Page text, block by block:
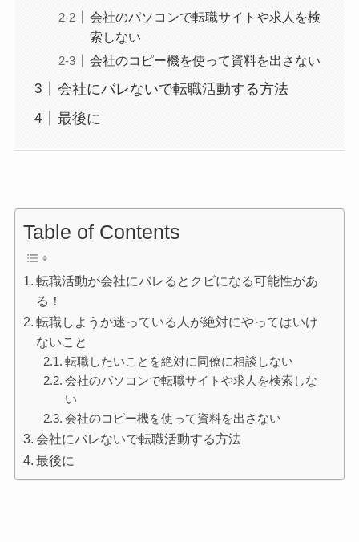
会社のパソコンで転職サイトや求人を検
索しない
会社のコピー機を使って資料を出さない
会社にバレないで転職活動する方法
最後に
Table of Contents
転職活動が会社にバレるとクビになる可能性があ
る！
転職しようか迷っている人が絶対にやってはいけ
ないこと
転職したいことを絶対に同僚に相談しない
会社のパソコンで転職サイトや求人を検索しな
い
会社のコピー機を使って資料を出さない
会社にバレないで転職活動する方法
最後に